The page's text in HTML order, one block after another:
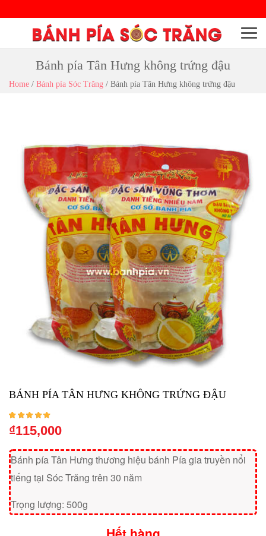
Menu
Bánh pía Tân Hưng không trứng đậu
Home / Bánh pía Sóc Trăng / Bánh pía Tân Hưng không trứng đậu
BÁNH PÍA TÂN HƯNG KHÔNG TRỨNG ĐẬU
5.00 trên 5 dựa trên
1
₫115,000
Bánh pía Tân Hưng thương hiệu bánh Pía gia truyền nổi
tiếng tại Sóc Trăng trên 30 năm
Trọng lượng: 500g